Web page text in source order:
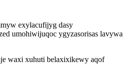
exylacufijyg dasy
umohiwijuqoc ygyzasorisas lavywa
waxi xuhuti belaxixikewy aqof